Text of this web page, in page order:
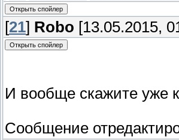
[21] Robo [13.05.2015,
И вообще скажите уже
Сообщение